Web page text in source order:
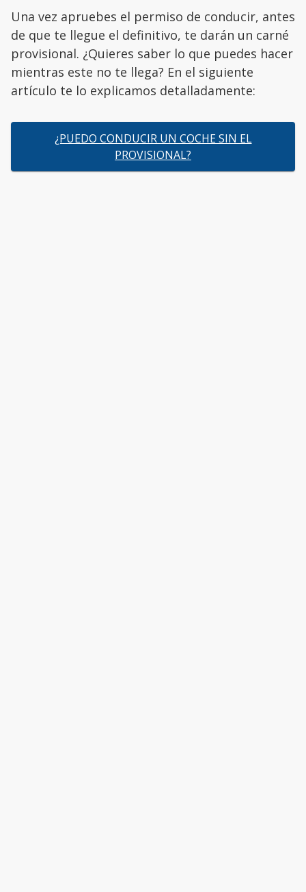
Una vez apruebes el permiso de conducir, antes
de que te llegue el definitivo, te darán un carné
provisional. ¿Quieres saber lo que puedes hacer
mientras este no te llega? En el siguiente
artículo te lo explicamos detalladamente:
¿PUEDO CONDUCIR UN COCHE SIN EL
PROVISIONAL?